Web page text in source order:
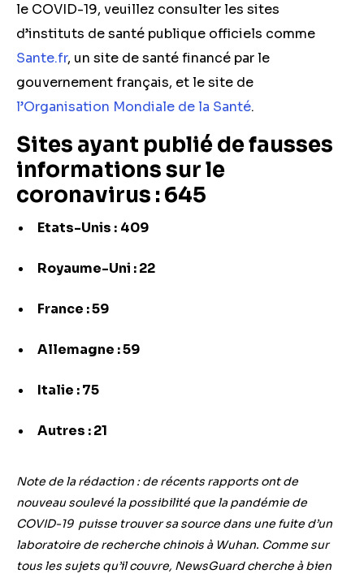
le COVID-19, veuillez consulter les sites
d’instituts de santé publique officiels comme
Sante.fr, un site de santé financé par le
gouvernement français, et le site de
l’Organisation Mondiale de la Santé.
Sites ayant publié de fausses
informations sur le
coronavirus : 645
Etats-Unis : 409
Royaume-Uni : 22
France : 59
Allemagne : 59
Italie : 75
Autres : 21
Note de la rédaction : de récents rapports ont de
nouveau soulevé la possibilité que la pandémie de
COVID-19 puisse trouver sa source dans une fuite d’un
laboratoire de recherche chinois à Wuhan. Comme sur
tous les sujets qu’il couvre, NewsGuard cherche à bien